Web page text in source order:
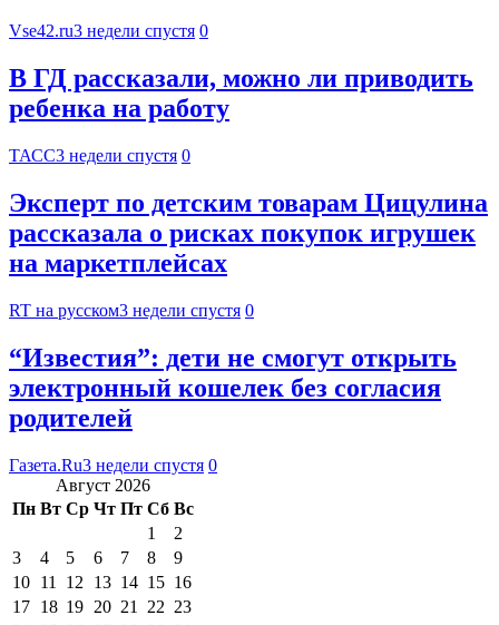
Vse42.ru3 недели спустя 0
В ГД рассказали, можно ли приводить
ребенка на работу
ТАСС3 недели спустя 0
Эксперт по детским товарам Цицулина
рассказала о рисках покупок игрушек
на маркетплейсах
RT на русском3 недели спустя 0
“Известия”: дети не смогут открыть
электронный кошелек без согласия
родителей
Газета.Ru3 недели спустя 0
Август 2026
Пн Вт Ср Чт Пт Сб Вс
1
2
3
4 5 6 7 8
9
10 11 12 13 14 15 16
17 18 19 20 21 22 23